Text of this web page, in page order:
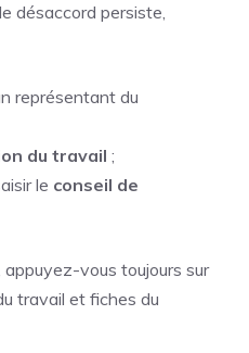
désaccord persiste,
représentant du
du travail ;
le conseil de
vous toujours sur
travail et fiches du